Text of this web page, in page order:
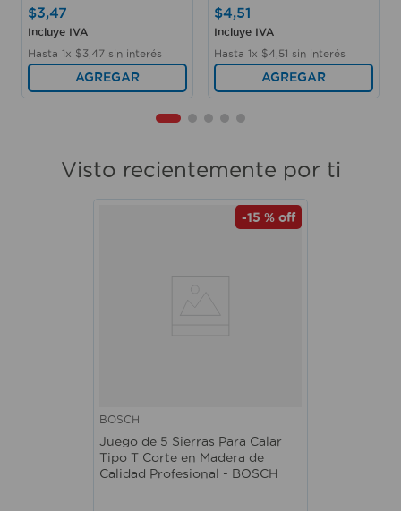
$3,47
Incluye IVA
Hasta 1x $3 47 sin interés
AGREGAR
$4,51
Incluye IVA
Hasta 1x $4 51 sin interés
AGREGAR
Visto recientemente por ti
-15 % off
BOSCH
Juego de 5 Sierras Para Calar
Tipo T Corte en Madera de
Calidad Profesional - BOSCH